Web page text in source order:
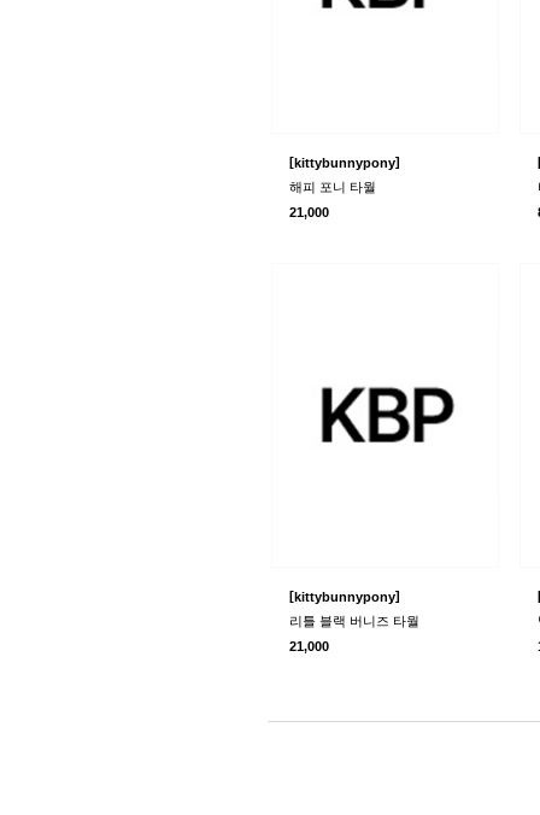
[kittybunnypony]
해피 포니 타월
21,000
[kittybunnypony]
리틀 블랙 버니즈 타월
21,000